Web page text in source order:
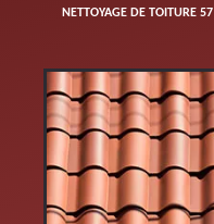
NETTOYAGE DE TOITURE 57